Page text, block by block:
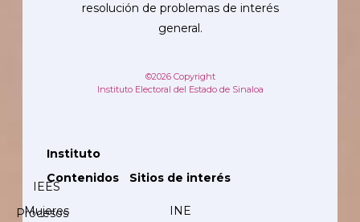
resolución de problemas de interés
general.
©2026 Copyright
Instituto Electoral del Estado de Sinaloa
Instituto
IEES
Procesos
Contenidos
Mujeres
Sitios de interés
INE